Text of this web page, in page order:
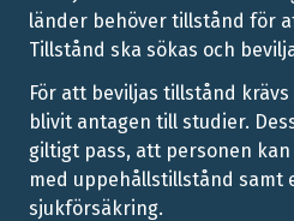
länder behöver tillstånd för
Tillstånd ska sökas och
För att beviljas tillstånd
blivit antagen till studier.
giltigt pass, att personen
med uppehållstillstånd samt
sjukförsäkring.